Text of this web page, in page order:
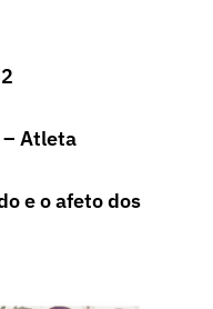
– Atleta
e o afeto dos